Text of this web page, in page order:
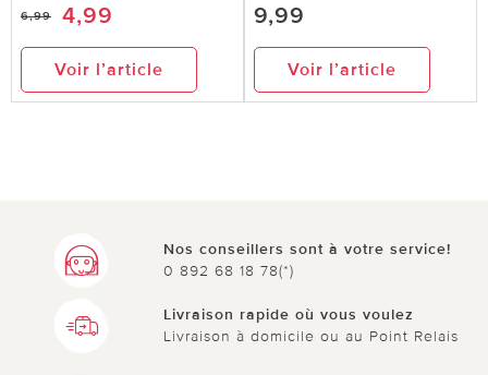
6,99 4,99
Voir l’article
9,99
Voir l’article
Nos conseillers sont à votre service!
0 892 68 18 78(*)
Livraison rapide où vous voulez
Livraison à domicile ou au Point Relais